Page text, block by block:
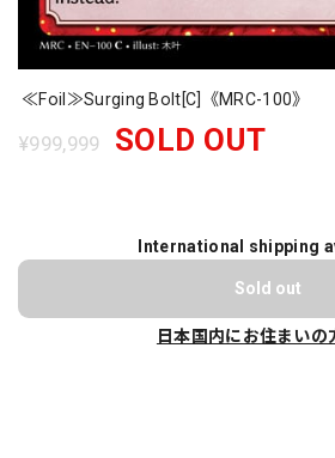
≪Foil≫Surging Bolt[C]《MRC-100》
¥999,999 SOLD OUT
International shipping
Sold out
日本国内にお住まいの